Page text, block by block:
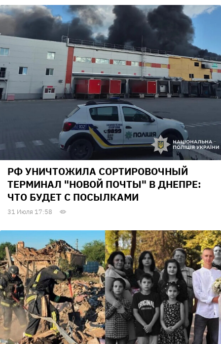
РФ УНИЧТОЖИЛА СОРТИРОВОЧНЫЙ
ТЕРМИНАЛ "НОВОЙ ПОЧТЫ" В ДНЕПРЕ:
ЧТО БУДЕТ С ПОСЫЛКАМИ
31 Июля 17:58